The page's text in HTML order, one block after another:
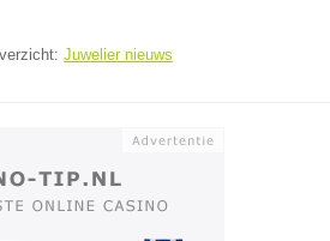
Juwelier nieuws